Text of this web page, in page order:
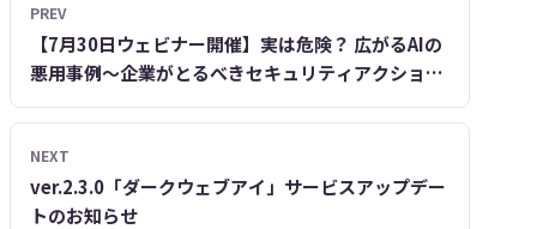
PREV
【7月30日ウェビナー開催】実は危険？ 広がるAIの
悪用事例～企業がとるべきセキュリティアクション
～
NEXT
ver.2.3.0「ダークウェブアイ」サービスアップデー
トのお知らせ